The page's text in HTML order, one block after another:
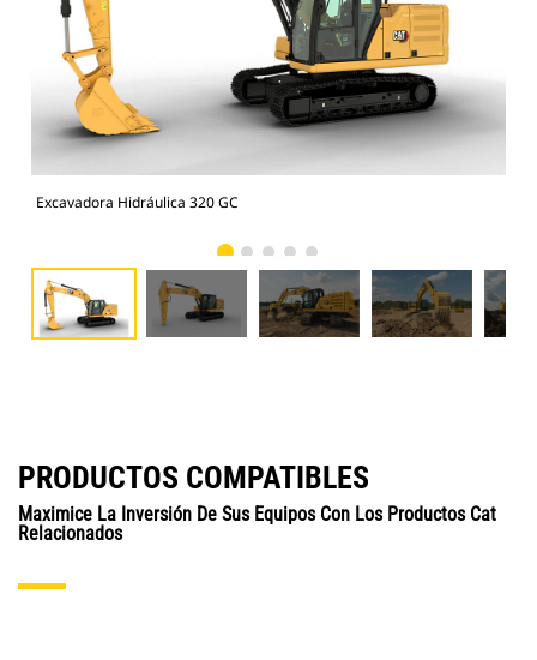
Excavadora Hidráulica 320 GC
PRODUCTOS COMPATIBLES
Maximice La Inversión De Sus Equipos Con Los Productos Cat
Relacionados